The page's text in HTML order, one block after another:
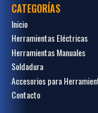
CATEGORÍAS
Inicio
Herramientas Eléctricas
Herramientas Manuales
Soldadura
Accesorios para
Contacto